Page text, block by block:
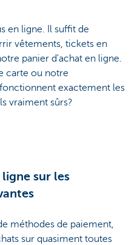
en ligne. Il suffit de
vêtements, tickets en
panier d'achat en ligne.
carte ou notre
exactement les
vraiment sûrs?
sur les
méthodes de paiement,
sur quasiment toutes